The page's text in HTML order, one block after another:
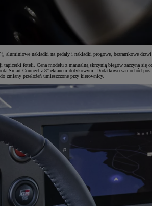
nakładki na pedały i nakładki progowe, bezramkowe drzwi
foteli. Cena modelu z manualną skrzynią biegów zaczyna się
Connect z 8" ekranem dotykowym. Dodatkowo samochód
zmiany przełożeń umieszczone przy kierownicy.